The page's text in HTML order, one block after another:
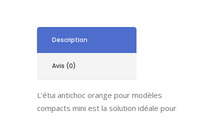
Description
Avis (0)
L’étui antichoc orange pour modèles
compacts mini est la solution idéale pour